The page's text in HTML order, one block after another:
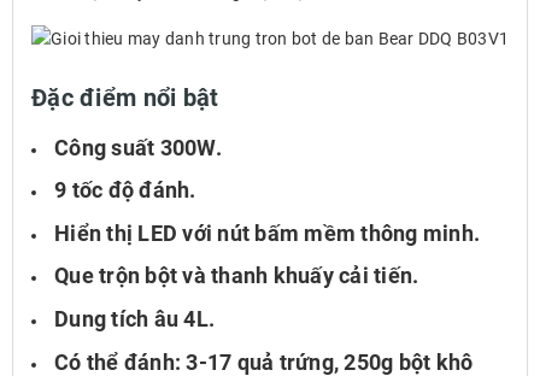
Đặc điểm nổi bật
Công suất 300W.
9 tốc độ đánh.
Hiển thị LED với nút bấm mềm thông minh.
Que trộn bột và thanh khuấy cải tiến.
Dung tích âu 4L.
Có thể đánh: 3-17 quả trứng, 250g bột khô